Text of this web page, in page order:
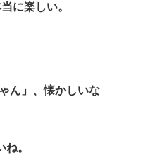
に楽しい。
ん」、懐かしいな
。